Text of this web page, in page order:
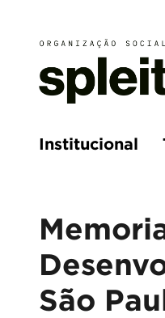
Institucional
São